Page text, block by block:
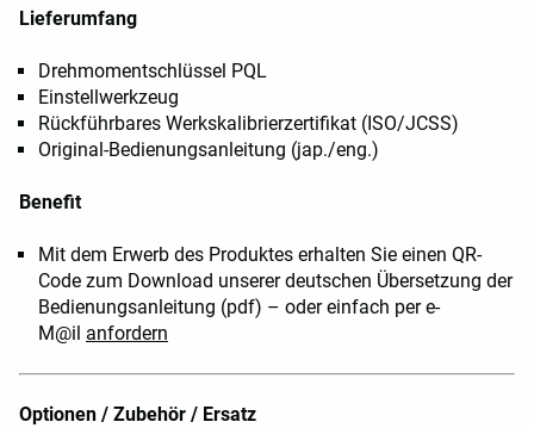
Lieferumfang
Drehmomentschlüssel PQL
Einstellwerkzeug
Rückführbares Werkskalibrierzertifikat (ISO/JCSS)
Original-Bedienungsanleitung (jap./eng.)
Benefit
Mit dem Erwerb des Produktes erhalten Sie einen QR-
Code zum Download unserer deutschen Übersetzung der
Bedienungsanleitung (pdf) – oder einfach per e-
M@il anfordern
Optionen / Zubehör / Ersatz